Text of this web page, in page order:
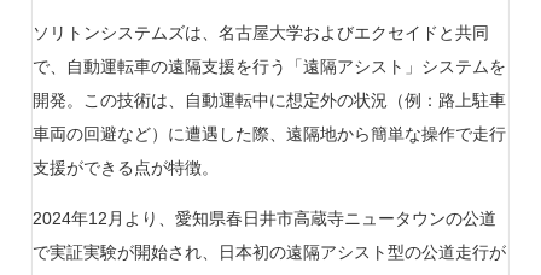
ソリトンシステムズは、名古屋大学およびエクセイドと共同
で、自動運転車の遠隔支援を行う「遠隔アシスト」システムを
開発。この技術は、自動運転中に想定外の状況（例：路上駐車
車両の回避など）に遭遇した際、遠隔地から簡単な操作で走行
支援ができる点が特徴。
2024年12月より、愛知県春日井市高蔵寺ニュータウンの公道
で実証実験が開始され、日本初の遠隔アシスト型の公道走行が